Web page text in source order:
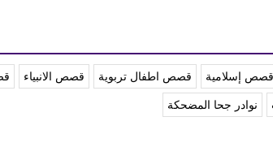
قصص إسلامية قصص اطفال تربوية قصص الانبياء
نوادر جحا المضحكة